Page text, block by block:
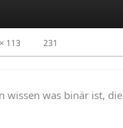
113 231
wissen was binär ist,